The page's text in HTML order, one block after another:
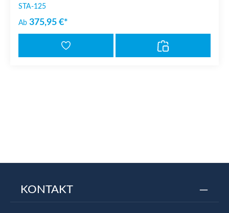
STA-125
Ab 375,95 €*
KONTAKT